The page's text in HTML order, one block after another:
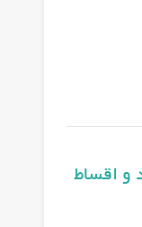
نقد و اقساط